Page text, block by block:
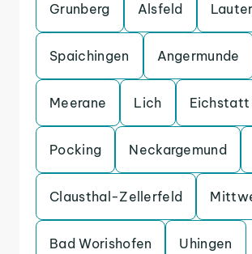
Grunberg Alsfeld
Spaichingen Angermunde
Meerane Lich Eichstatt
Pocking Neckargemund
Clausthal-Zellerfeld
Bad Worishofen Uhingen